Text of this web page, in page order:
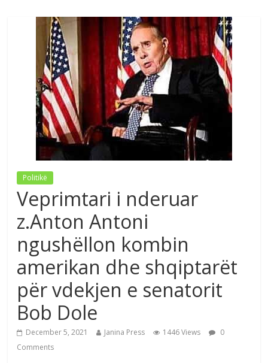
Politikë
Veprimtari i nderuar
z.Anton Antoni
ngushëllon kombin
amerikan dhe shqiptarët
për vdekjen e senatorit
Bob Dole
December 5, 2021 Janina Press 1446 Views
0
Comments